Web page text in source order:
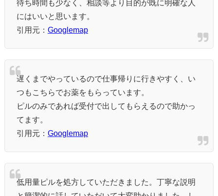
待ち時間も少なく、相談等より目的が既に明確な人
にはいいと思います。
引用元： Googlemap
遅くまでやっているので仕事帰りに行きやすく、い
つもこちらでお薬をもらっています。
ピルのみであれば受付で出してもらえるので助かっ
てます。
引用元： Googlemap
低用量ピルを処方していただきました。丁寧な説明